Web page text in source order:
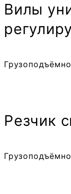
Вилы
Резчик